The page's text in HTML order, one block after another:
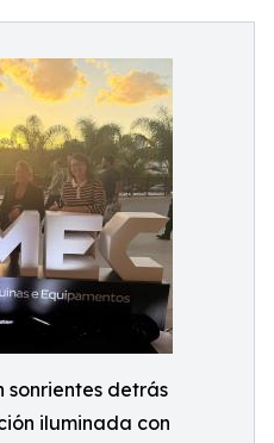
sonrientes detrás
iluminada con